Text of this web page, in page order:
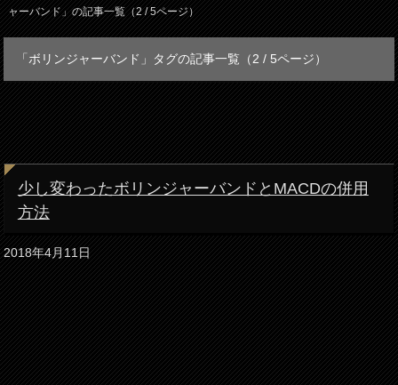
ャーバンド」の記事一覧（2 / 5ページ）
「ボリンジャーバンド」タグの記事一覧（2 / 5ページ）
少し変わったボリンジャーバンドとMACDの併用
方法
2018年4月11日